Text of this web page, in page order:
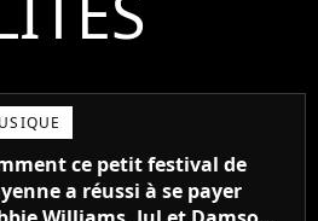
ce petit festival de
a réussi à se payer